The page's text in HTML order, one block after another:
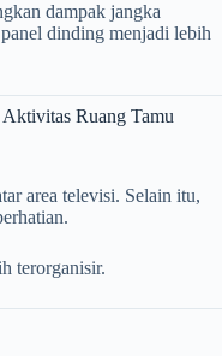
dampak jangka
dinding menjadi lebih
Ruang Tamu
area televisi. Selain itu,
terorganisir.